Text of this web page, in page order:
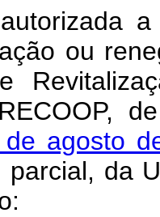
a
ou
agosto
da